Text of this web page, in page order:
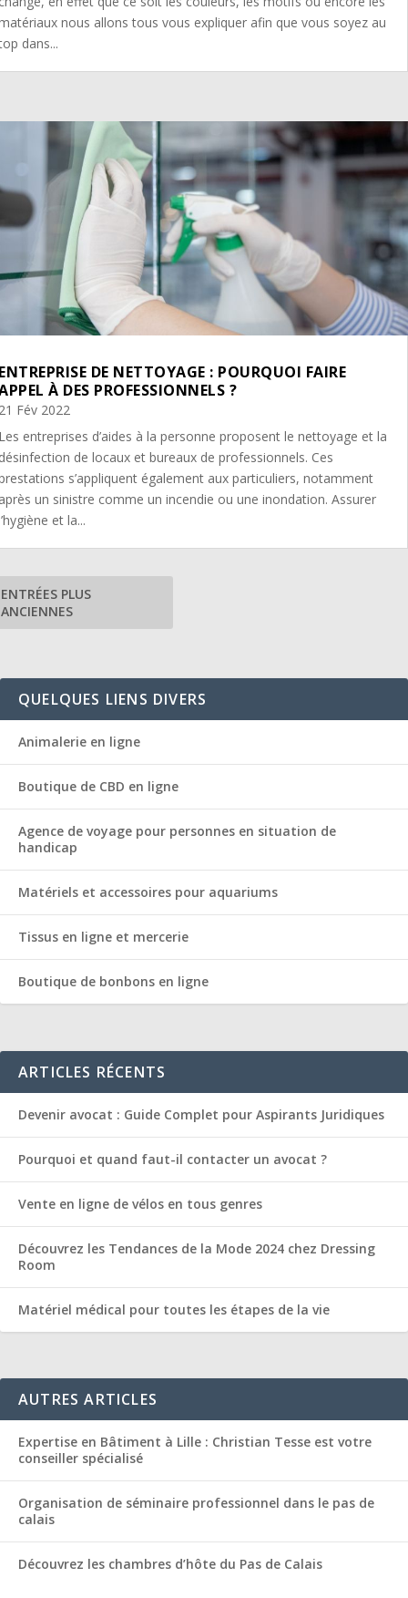
nous allons tous vous expliquer afin que vous soyez au
dans...
DE NETTOYAGE : POURQUOI FAIRE
À DES PROFESSIONNELS ?
Fév 2022
entreprises d’aides à la personne proposent le nettoyage et la
de locaux et bureaux de professionnels. Ces
s’appliquent également aux particuliers, notamment
un sinistre comme un incendie ou une inondation. Assurer
et la...
ENTRÉES PLUS
ANCIENNES
QUELQUES LIENS DIVERS
Animalerie en ligne
Boutique de CBD en ligne
Agence de voyage pour personnes en situation de
handicap
Matériels et accessoires pour aquariums
Tissus en ligne et mercerie
Boutique de bonbons en ligne
ARTICLES RÉCENTS
Devenir avocat : Guide Complet pour Aspirants Juridiques
Pourquoi et quand faut-il contacter un avocat ?
Vente en ligne de vélos en tous genres
Découvrez les Tendances de la Mode 2024 chez Dressing
Room
Matériel médical pour toutes les étapes de la vie
AUTRES ARTICLES
Expertise en Bâtiment à Lille : Christian Tesse est votre
conseiller spécialisé
Organisation de séminaire professionnel dans le pas de
calais
Découvrez les chambres d’hôte du Pas de Calais